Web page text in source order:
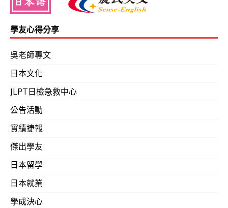
學友心得分享
吳老師專文
日本文化
JLPT日檢急救中心
公告活動
實績捷報
傑出學友
日本留學
日本就業
學成決心